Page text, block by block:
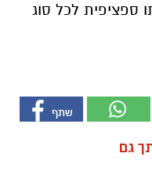
ספציפית לכל סוג
גם